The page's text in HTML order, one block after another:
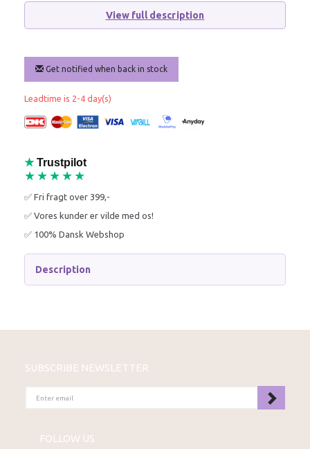
View full description
Get notified when back in stock
Leadtime is 2-4 day(s)
★ Trustpilot
★★★★★
✅ Fri fragt over 399,-
✅ Vores kunder er vilde med os!
✅ 100% Dansk Webshop
Description
SUBSCRIBE NEWSLETTER
EMAIL
FOLLOW US